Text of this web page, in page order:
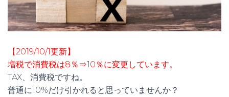
【2019/10/1更新】
増税で消費税は8％⇒10％に変更しています。
TAX、消費税ですね。
普通に10%だけ引かれると思っていませんか？